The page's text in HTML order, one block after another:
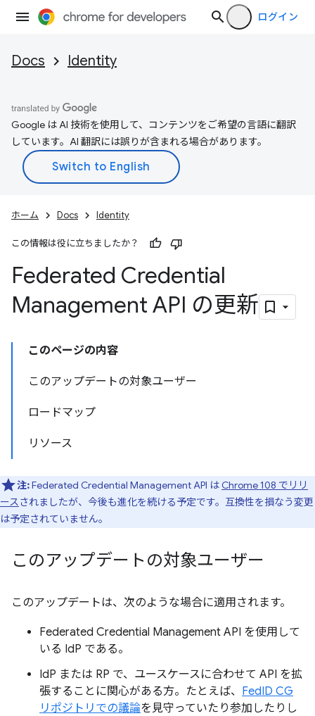
ログイン
Docs Identity
Google は AI 技術を使用して、コンテンツをご希望の言語に翻訳
しています。AI 翻訳には誤りが含まれる場合があります。
ホーム Docs Identity
この情報は役に立ちましたか？
Federated Credential
Management API の更新
このページの内容
このアップデートの対象ユーザー
ロードマップ
リソース
注:Federated Credential Management API は Chrome 108 でリリ
ースされましたが、今後も進化を続ける予定です。互換性を損なう変更
は予定されていません。
このアップデートの対象ユーザー
このアップデートは、次のような場合に適用されます。
Federated Credential Management API を使用して
いる IdP である。
IdP または RP で、ユースケースに合わせて API を拡
張することに関心がある方。たとえば、 FedID CG
リポジトリでの議論を見守っていたり参加したりし